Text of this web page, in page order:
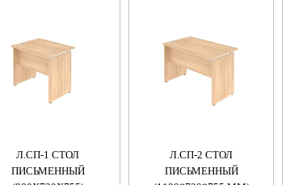
Л.СП-1 СТОЛ
ПИСЬМЕННЫЙ
Л.СП-2 СТОЛ
ПИСЬМЕННЫЙ